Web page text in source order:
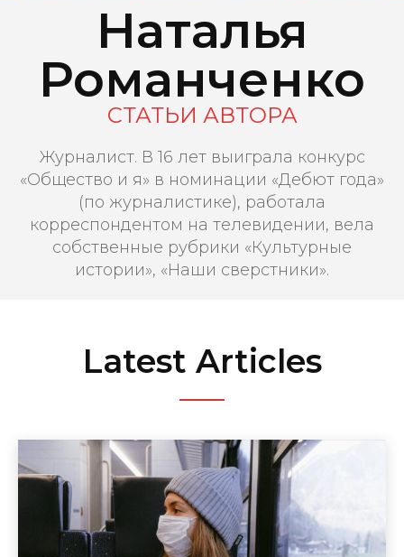
Наталья
Романченко
СТАТЬИ АВТОРА
Журналист. В 16 лет выиграла конкурс
«Общество и я» в номинации «Дебют года»
(по журналистике), работала
корреспондентом на телевидении, вела
собственные рубрики «Культурные
истории», «Наши сверстники».
Latest Articles